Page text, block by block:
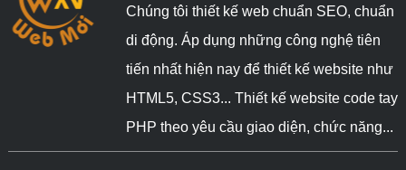
Chúng tôi thiết kế web chuẩn SEO, chuẩn
di động. Áp dụng những công nghệ tiên
tiến nhất hiện nay để thiết kế website như
HTML5, CSS3... Thiết kế website code tay
PHP theo yêu cầu giao diện, chức năng...